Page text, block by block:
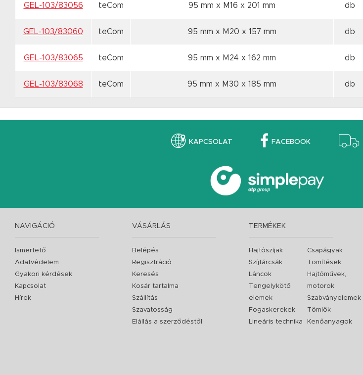
GEL-103/83056 teCom 95 mm x M16 x 201 mm db
GEL-103/83060 teCom 95 mm x M20 x 157 mm db
GEL-103/83065 teCom 95 mm x M24 x 162 mm db
GEL-103/83068 teCom 95 mm x M30 x 185 mm db
KAPCSOLAT FACEBOOK
NAVIGÁCIÓ
Ismertető
Adatvédelem
Gyakori kérdések
Kapcsolat
Hírek
VÁSÁRLÁS
Belépés
Regisztráció
Keresés
Kosár tartalma
Szállítás
Szavatosság
Elállás a szerződéstől
TERMÉKEK
Hajtószíjak
Szíjtárcsák
Láncok
Tengelykötő
elemek
Fogaskerekek
Lineáris technika
Csapágyak
Tömítések
Hajtóművek,
motorok
Szabványelemek
Tömlők
Kenőanyagok